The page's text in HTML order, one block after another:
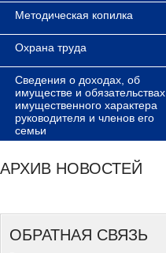
Методическая копилка
Охрана труда
Сведения о доходах, об
имуществе и обязательствах
имущественного характера
руководителя и членов его
семьи
АРХИВ НОВОСТЕЙ
ОБРАТНАЯ СВЯЗЬ